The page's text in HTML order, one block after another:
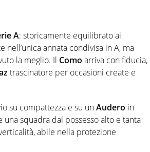
A: storicamente equilibrato ai
annata condivisa in A, ma
la meglio. Il Como arriva con fiducia,
trascinatore per occasioni create e
su compattezza e su unAudero in
squadra dal possesso alto e tanta
abile nella protezione